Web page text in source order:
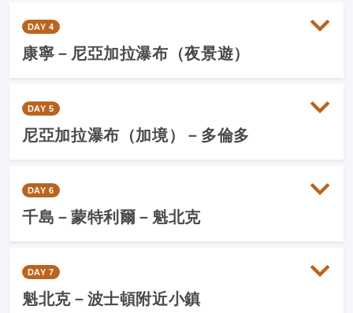
DAY 4
康寧－尼亞加拉瀑布（夜景遊）
DAY 5
尼亞加拉瀑布（加境）－多倫多
DAY 6
千島－蒙特利爾－魁北克
DAY 7
魁北克－波士頓附近小鎮